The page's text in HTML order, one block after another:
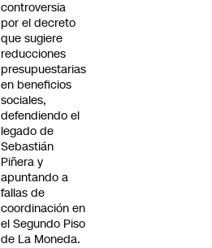
controversia
por el decreto
que sugiere
reducciones
presupuestarias
en beneficios
sociales,
defendiendo el
legado de
Sebastián
Piñera y
apuntando a
fallas de
coordinación en
el Segundo Piso
de La Moneda.